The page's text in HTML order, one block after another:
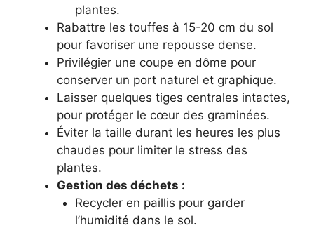
plantes.
Rabattre les touffes à 15-20 cm du sol
pour favoriser une repousse dense.
Privilégier une coupe en dôme pour
conserver un port naturel et graphique.
Laisser quelques tiges centrales intactes,
pour protéger le cœur des graminées.
Éviter la taille durant les heures les plus
chaudes pour limiter le stress des
plantes.
Gestion des déchets :
Recycler en paillis pour garder
l’humidité dans le sol.